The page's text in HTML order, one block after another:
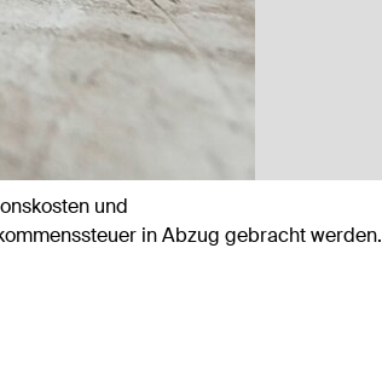
und
in Abzug gebracht werden.